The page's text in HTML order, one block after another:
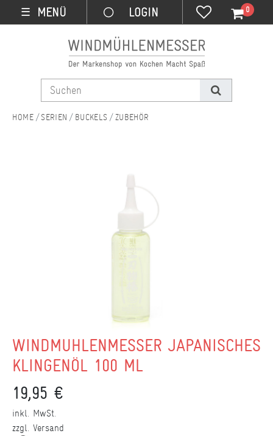
☰ MENÜ 0
SERIEN BUCKELS ZUBEHÖR
WINDMÜHLENMESSER JAPANISCHES
KLINGENÖL 100 ML
19,95 €
inkl. MwSt.
zzgl. Versand